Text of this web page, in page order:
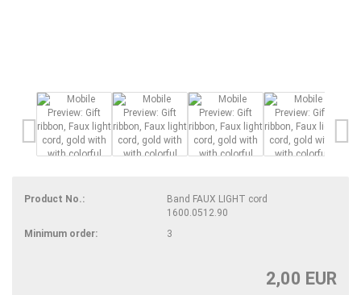
Product No.:
Band FAUX LIGHT cord
1600.0512.90
Minimum order:
3
2,00 EUR